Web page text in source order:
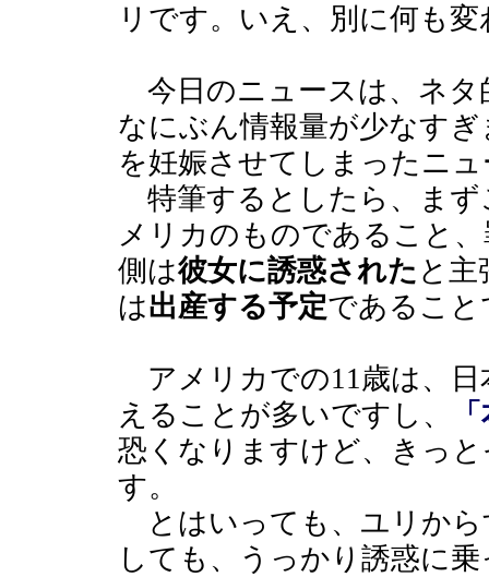
リです。いえ、別に何も
今日のニュースは、ネタ
なにぶん情報量が少なす
を妊娠させてしまったニ
特筆するとしたら、まず
メリカのものであること
側は彼女に誘惑された と
は出産する予定であること
アメリカでの11歳は、日
えることが多いですし、
恐くなりますけど、きっ
す。
とはいっても、ユリから
しても、うっかり誘惑に